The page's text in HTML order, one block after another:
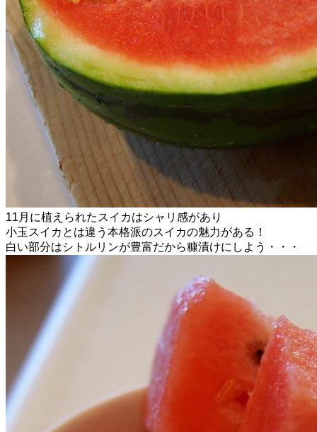
11月に植えられたスイカはシャリ感があり
小玉スイカとは違う本格派のスイカの魅力がある！
白い部分はシトルリンが豊富だから糠漬けにしよう・・・